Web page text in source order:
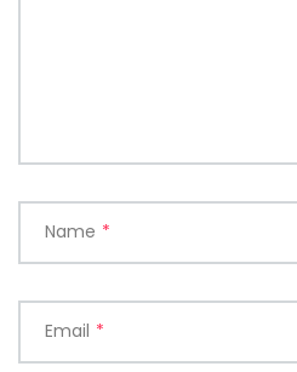
Name *
Email *